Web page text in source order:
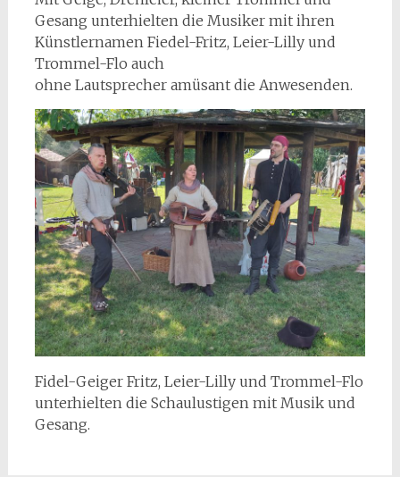
Gesang unterhielten die Musiker mit ihren
Künstlernamen Fiedel-Fritz, Leier-Lilly und
Trommel-Flo auch
ohne Lautsprecher amüsant die Anwesenden.
Fidel-Geiger Fritz, Leier-Lilly und Trommel-Flo
unterhielten die Schaulustigen mit Musik und
Gesang.